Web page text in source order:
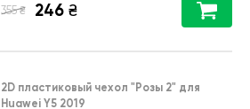
355 ₴ 246 ₴
2D пластиковый чехол "Розы 2" для
Huawei Y5 2019